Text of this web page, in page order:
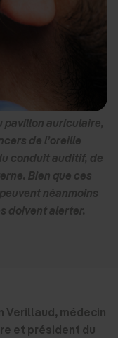
pavillon auriculaire,
de l’oreille
conduit auditif, de
Bien que ces
néanmoins
doivent alerter.
Verillaud, médecin
et président du